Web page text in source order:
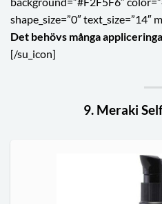
shape_size=”0″ text_size=”14″
Det behövs många
[/su_icon]
9. Meraki